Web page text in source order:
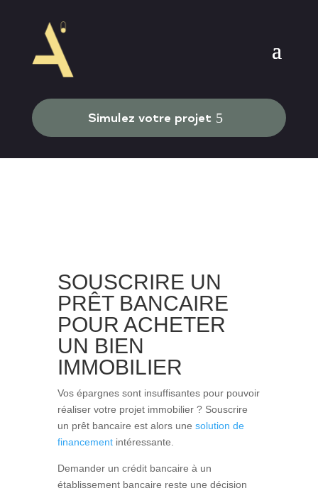
Simulez votre projet
SOUSCRIRE UN
PRÊT BANCAIRE
POUR ACHETER
UN BIEN
IMMOBILIER
Vos épargnes sont insuffisantes pour pouvoir
réaliser votre projet immobilier ? Souscrire
un prêt bancaire est alors une solution de
financementintéressante.
Demander un crédit bancaire à un
établissement bancaire reste une décision